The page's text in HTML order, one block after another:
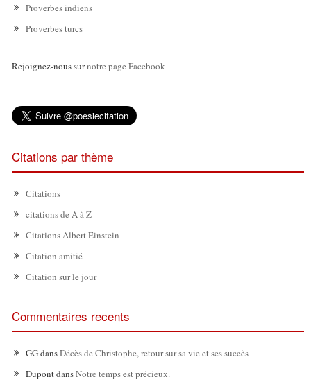
Proverbes indiens
Proverbes turcs
Rejoignez-nous surnotre page Facebook
Citations par thème
Citations
citations de A à Z
Citations Albert Einstein
Citation amitié
Citation sur le jour
Commentaires recents
GGdansDécès de Christophe, retour sur sa vie et ses succès
DupontdansNotre temps est précieux.